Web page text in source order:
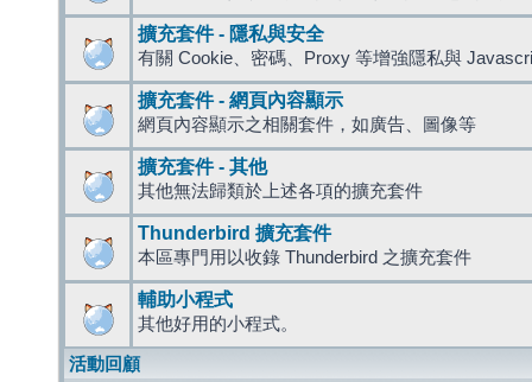
擴充套件 - 隱私與安全
有關 Cookie、密碼、Proxy 等增強隱私與
擴充套件 - 網頁內容顯示
網頁內容顯示之相關套件，如廣告、圖像等
擴充套件 - 其他
其他無法歸類於上述各項的擴充套件
Thunderbird 擴充套件
本區專門用以收錄 Thunderbird 之擴充套件
輔助小程式
其他好用的小程式。
活動回顧